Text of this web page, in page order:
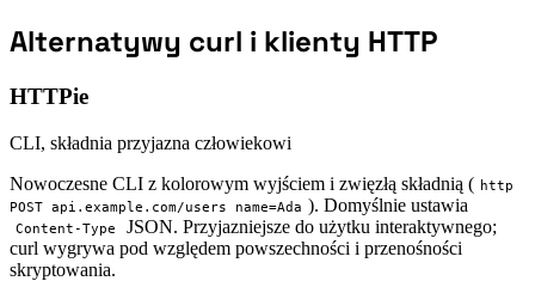
Alternatywy curl i klienty HTTP
HTTPie
CLI, składnia przyjazna człowiekowi
Nowoczesne CLI z kolorowym wyjściem i zwięzłą składnią ( http
POST api.example.com/users name=Ada ). Domyślnie ustawia
Content-Type
JSON. Przyjazniejsze do użytku interaktywnego;
curl wygrywa pod względem powszechności i przenośności
skryptowania.